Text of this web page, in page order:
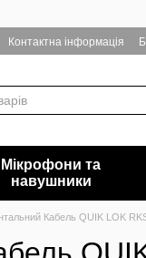
Контактна інформація
Мікрофони та
навушники
Кабель QUIK LOK